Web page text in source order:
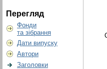
Перегляд
Фонди
та зібрання
Дати випуску
Автори
Заголовки